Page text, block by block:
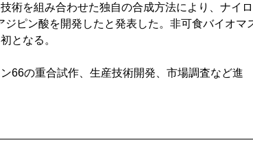
術を組み合わせた独自の合成方法により、ナイ
ピン酸を開発したと発表した。非可食バイオマ
となる。
66の重合試作、生産技術開発、市場調査など進